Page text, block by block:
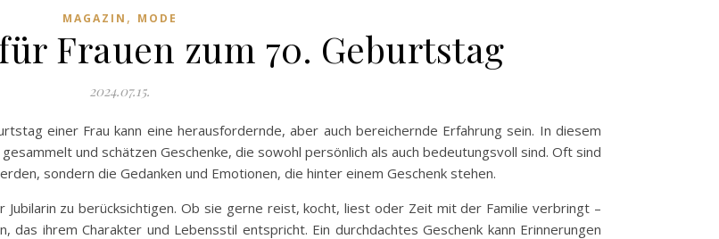
MAGAZIN , MODE
Frauen zum 70. Geburtstag
2024.07.15.
einer Frau kann eine herausfordernde, aber auch bereichernde Erfahrung sein. In diesem
und schätzen Geschenke, die sowohl persönlich als auch bedeutungsvoll sind. Oft sind
sondern die Gedanken und Emotionen, die hinter einem Geschenk stehen.
zu berücksichtigen. Ob sie gerne reist, kocht, liest oder Zeit mit der Familie verbringt –
das ihrem Charakter und Lebensstil entspricht. Ein durchdachtes Geschenk kann Erinnerungen